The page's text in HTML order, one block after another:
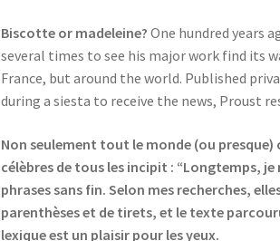
Biscotte or madeleine? One hundred years
several times to see his major work find its
France, but around the world. Published
during a siesta to receive the news, Proust
Non seulement tout le monde (ou presque)
célèbres de tous les incipit : “Longtemps,
phrases sans fin. Selon mes recherches,
parenthèses et de tirets, et le texte
lexique est un plaisir pour les yeux.